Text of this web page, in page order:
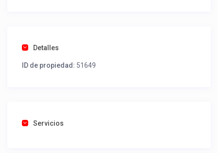
Detalles
ID de propiedad: 51649
Servicios